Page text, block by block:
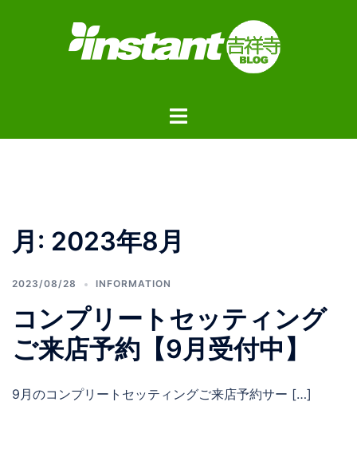
ト
ー
月: 2023年8月
2023/08/28 INFORMATION
コンプリートセッティング
ご来店予約【9月受付中】
9月のコンプリートセッティングご来店予約サー […]